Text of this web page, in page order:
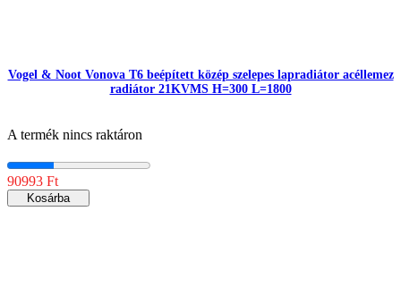
Vogel & Noot Vonova T6 beépített közép szelepes lapradiátor acéllemez
radiátor 21KVMS H=300 L=1800
A termék nincs raktáron
90993 Ft
Kosárba